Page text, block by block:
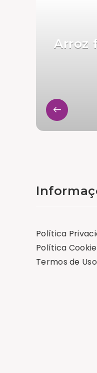
Arroz
Política
Política
Termos de Uso